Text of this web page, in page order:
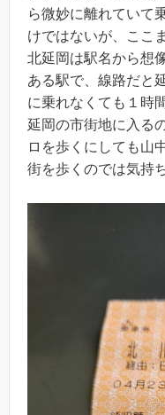
ら微妙に離れていて
けではないが、ここ
北延岡は駅名から想
ある駅で、線路だと
に乗れなくても１時
延岡の市街地に入る
ロを歩くにしても山
街を歩くのでは気持